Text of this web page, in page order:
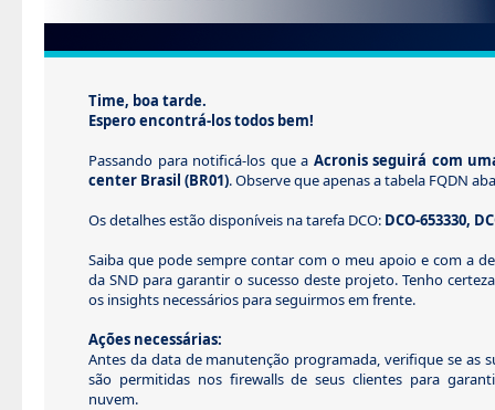
Time, boa tarde.
Espero encontrá-los todos bem!
Passando para notificá-los que a Acronis seguirá com
center Brasil (BR01). Observe que apenas a tabela FQDN
Os detalhes estão disponíveis na tarefa DCO: DCO-653330,
Saiba que pode sempre contar com o meu apoio e com a
da SND para garantir o sucesso deste projeto. Tenho
os insights necessários para seguirmos em frente.
Ações necessárias:
Antes da data de manutenção programada, verifique se as
são permitidas nos firewalls de seus clientes para
nuvem.